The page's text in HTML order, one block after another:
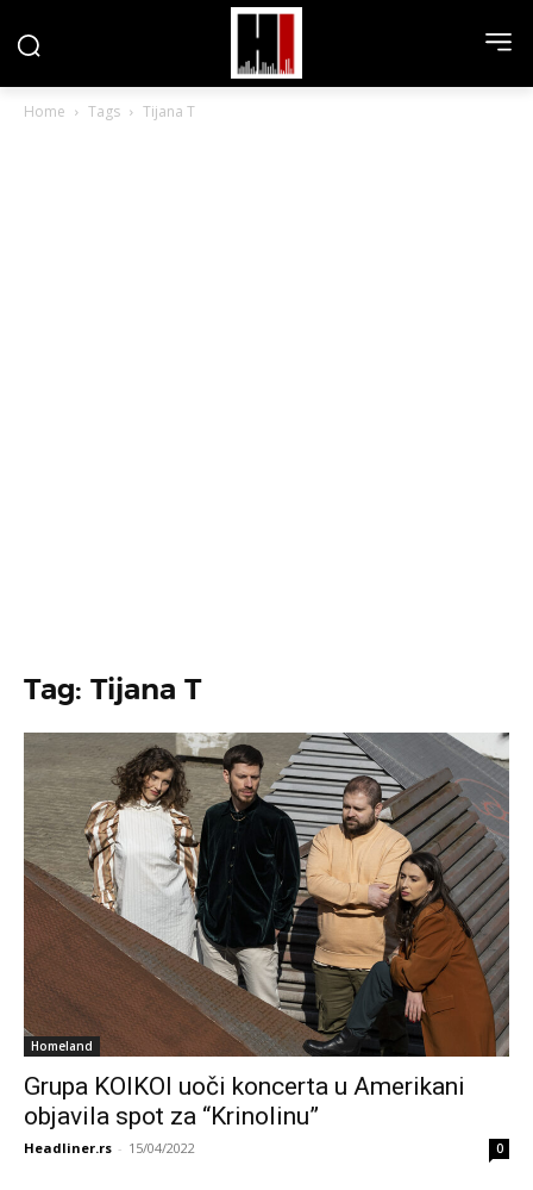
Home Tags Tijana T
Tag: Tijana T
Homeland
Grupa KOIKOI uoči koncerta u Amerikani
objavila spot za “Krinolinu”
Headliner.rs - 15/04/2022 0